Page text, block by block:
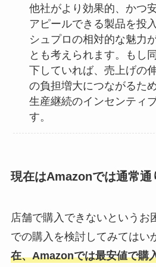
他社がより効果的、かつ
アピールできる製品を投
シュプロの相対的な魅力
とも考えられます。もし
下していれば、売上げの
の負担増大につながるた
生産継続のインセンティ
す。
現在はAmazonでは通常通
店舗で購入できないというお
での購入を検討してみてはい
在、Amazonでは最安値で購